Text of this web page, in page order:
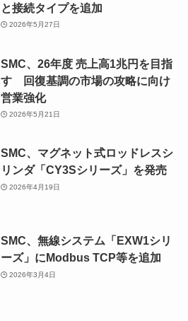
と接続タイプを追加
2026年5月27日
SMC、26年度 売上高1兆円を目指
す 回復基調の市場の攻略に向け
営業強化
2026年5月21日
SMC、マグネット式ロッドレスシ
リンダ「CY3Sシリーズ」を発売
2026年4月19日
SMC、無線システム「EXW1シリ
ーズ」にModbus TCP等を追加
2026年3月4日